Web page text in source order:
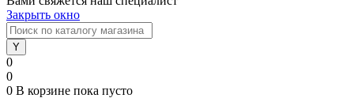
Закрыть окно
0
0
0 В корзине пока пусто